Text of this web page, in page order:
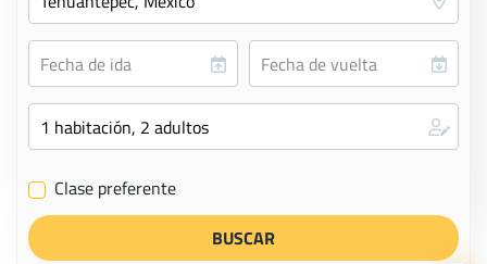
✔ Clase preferente